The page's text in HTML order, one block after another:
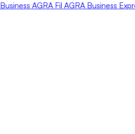
Business AGRA Fil AGRA Business